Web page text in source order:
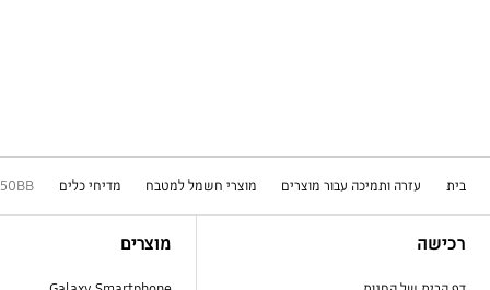
בית עזרה ותמיכה עבור מוצרים מוצרי חשמל למטבח מדיחי כלים
רכישה מוצרים